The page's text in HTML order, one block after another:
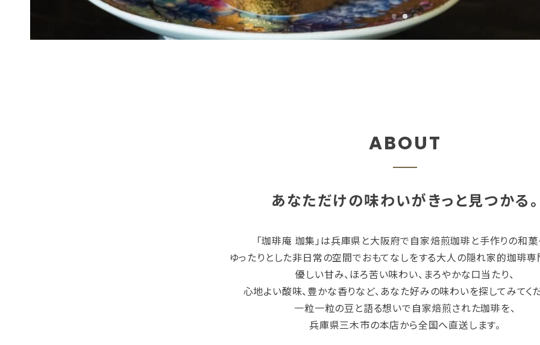
ABOUT
あなただけの味わいがきっと見つかる。
「珈琲庵 珈集」は兵庫県と大阪府で自家焙煎珈琲と手作りの和菓
ゆったりとした非日常の空間でおもてなしをする大人の隠れ家的珈琲専
優しい甘み、ほろ苦い味わい、まろやかな口当たり、
心地よい酸味、豊かな香りなど、あなた好みの味わいを探してみてく
一粒一粒の豆と語る想いで自家焙煎された珈琲を、
兵庫県三木市の本店から全国へ直送します。